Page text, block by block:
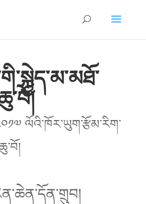
ལོའི་ཁོར་ཡུག་རྩོམ་རིག་